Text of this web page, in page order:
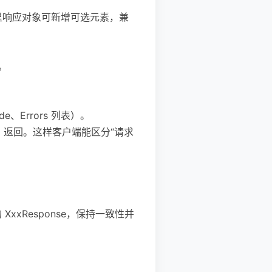
应对象可新增可选元素，兼
、Errors 列表）。
回。这样客户端能区分“请求
，保持一致性并